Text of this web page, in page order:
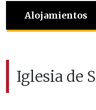
Alojamientos
Iglesia de